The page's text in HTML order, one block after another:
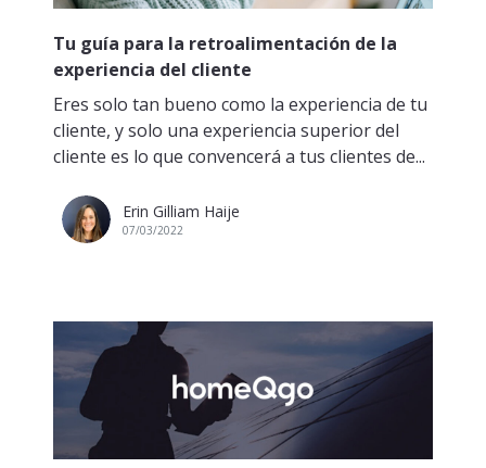
Tu guía para la retroalimentación de la
experiencia del cliente
Eres solo tan bueno como la experiencia de tu
cliente, y solo una experiencia superior del
cliente es lo que convencerá a tus clientes de...
Erin Gilliam Haije
07/03/2022